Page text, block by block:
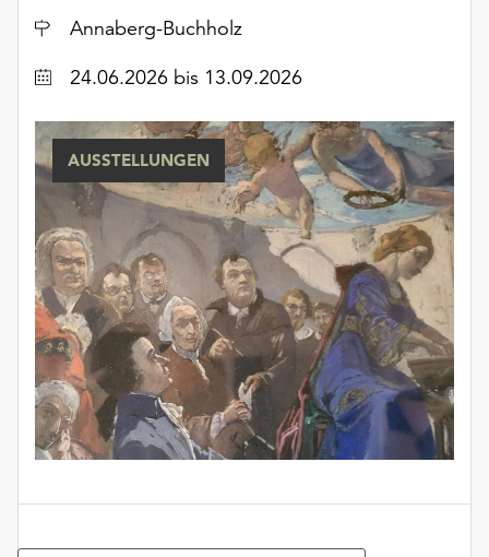
Sie
unserer
oder
dem
Impressum
Ort
Annaberg-Buchholz
Datum24.06.2026 bis 13.09.2026
AUSSTELLUNGEN